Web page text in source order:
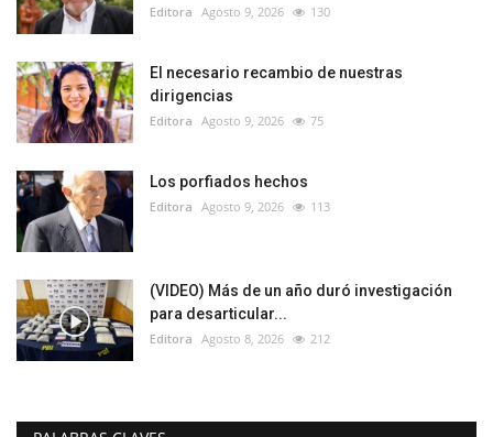
Editora Agosto 9, 2026 130
El necesario recambio de nuestras
dirigencias
Editora Agosto 9, 2026 75
Los porfiados hechos
Editora Agosto 9, 2026 113
(VIDEO) Más de un año duró investigación
para desarticular...
Editora Agosto 8, 2026 212